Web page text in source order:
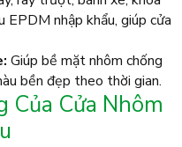
EPDM nhập khẩu, giúp cửa
Giúp bề mặt nhôm chống
bền đẹp theo thời gian.
Của Cửa Nhôm